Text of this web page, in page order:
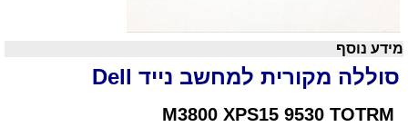
מידע נוסף
סוללה מקורית למחשב נייד Dell